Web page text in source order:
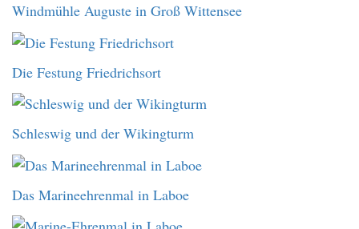
Windmühle Auguste in Groß Wittensee
Die Festung Friedrichsort
Schleswig und der Wikingturm
Das Marineehrenmal in Laboe